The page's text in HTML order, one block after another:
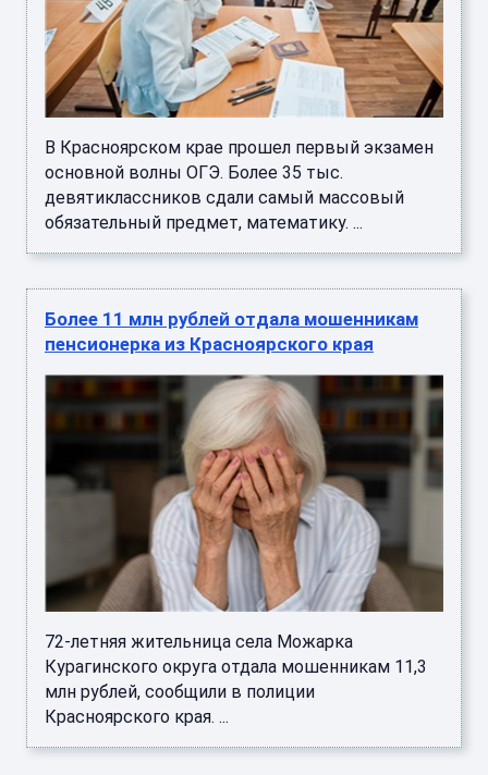
В Красноярском крае прошел первый экзамен
основной волны ОГЭ. Более 35 тыс.
девятиклассников сдали самый массовый
обязательный предмет, математику. ...
Более 11 млн рублей отдала мошенникам
пенсионерка из Красноярского края
72-летняя жительница села Можарка
Курагинского округа отдала мошенникам 11,3
млн рублей, сообщили в полиции
Красноярского края. ...